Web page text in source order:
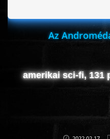
Az
amerikai sci-fi, 131